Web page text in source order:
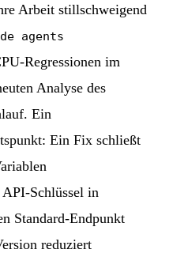
Arbeit stillschweigend
agents
Regressionen im
Analyse des
Ein
Ein Fix schließt
API-Schlüssel in
Standard-Endpunkt
reduziert